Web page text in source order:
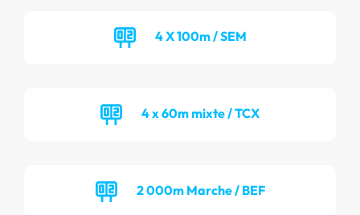
4 X 100m / SEM
4 x 60m mixte / TCX
2 000m Marche / BEF